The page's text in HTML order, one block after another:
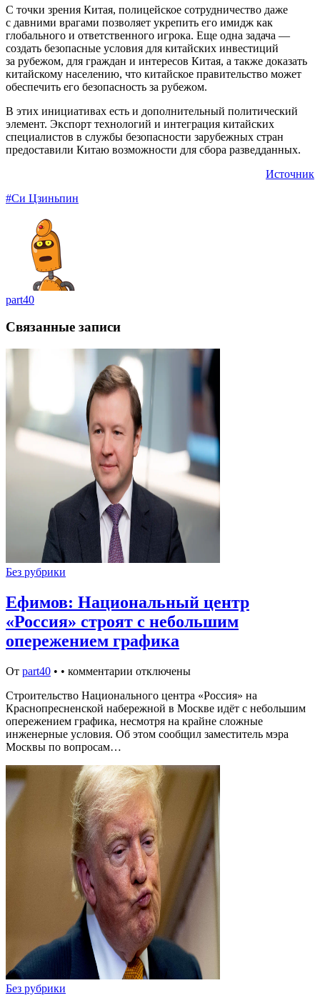
С точки зрения Китая, полицейское сотрудничество даже
с давними врагами позволяет укрепить его имидж как
глобального и ответственного игрока. Еще одна задача —
создать безопасные условия для китайских инвестиций
за рубежом, для граждан и интересов Китая, а также доказать
китайскому населению, что китайское правительство может
обеспечить его безопасность за рубежом.
В этих инициативах есть и дополнительный политический
элемент. Экспорт технологий и интеграция китайских
специалистов в службы безопасности зарубежных стран
предоставили Китаю возможности для сбора разведданных.
Источник
#Си Цзиньпин
part40
Связанные записи
Без рубрики
Ефимов: Национальный центр
«Россия» строят с небольшим
опережением графика
От part40 • • комментарии отключены
Строительство Национального центра «Россия» на
Краснопресненской набережной в Москве идёт с небольшим
опережением графика, несмотря на крайне сложные
инженерные условия. Об этом сообщил заместитель мэра
Москвы по вопросам…
Без рубрики